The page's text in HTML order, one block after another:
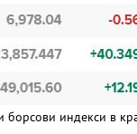
борсови индекси в